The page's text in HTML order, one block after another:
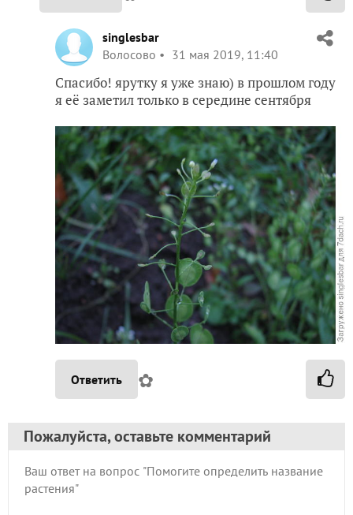
singlesbar
Волосово
31 мая 2019, 11:40
Спасибо! ярутку я уже знаю) в прошлом году
я её заметил только в середине сентября
Ответить ✿
Пожалуйста, оставьте комментарий